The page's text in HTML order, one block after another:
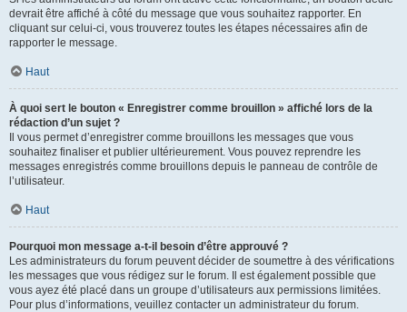
devrait être affiché à côté du message que vous souhaitez rapporter. En
cliquant sur celui-ci, vous trouverez toutes les étapes nécessaires afin de
rapporter le message.
Haut
À quoi sert le bouton « Enregistrer comme brouillon » affiché lors de la
rédaction d’un sujet ?
Il vous permet d’enregistrer comme brouillons les messages que vous
souhaitez finaliser et publier ultérieurement. Vous pouvez reprendre les
messages enregistrés comme brouillons depuis le panneau de contrôle de
l’utilisateur.
Haut
Pourquoi mon message a-t-il besoin d’être approuvé ?
Les administrateurs du forum peuvent décider de soumettre à des vérifications
les messages que vous rédigez sur le forum. Il est également possible que
vous ayez été placé dans un groupe d’utilisateurs aux permissions limitées.
Pour plus d’informations, veuillez contacter un administrateur du forum.